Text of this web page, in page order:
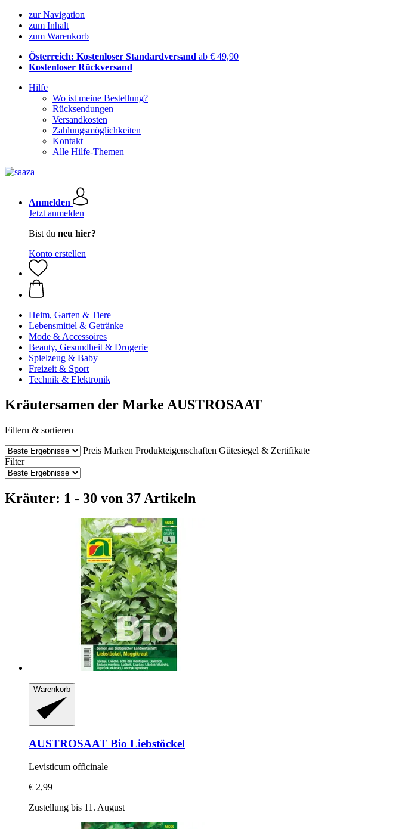
zur Navigation
zum Inhalt
zum Warenkorb
Österreich: Kostenloser Standardversand ab € 49,90
Kostenloser Rückversand
Hilfe
Wo ist meine Bestellung?
Rücksendungen
Versandkosten
Zahlungsmöglichkeiten
Kontakt
Alle Hilfe-Themen
Anmelden
Jetzt anmelden
Bist du neu hier?
Konto erstellen
Heim, Garten & Tiere
Lebensmittel & Getränke
Mode & Accessoires
Beauty, Gesundheit & Drogerie
Spielzeug & Baby
Freizeit & Sport
Technik & Elektronik
Kräutersamen der Marke AUSTROSAAT
Filtern & sortieren
Preis Marken Produkteigenschaften Gütesiegel & Zertifikate
Filter
Kräuter: 1 - 30 von 37 Artikeln
Warenkorb
AUSTROSAAT Bio Liebstöckel
Levisticum officinale
€ 2,99
Zustellung bis 11. August